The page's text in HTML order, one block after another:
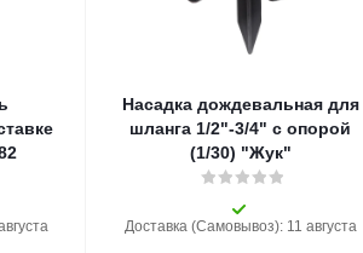
Насадка дождевальная для
шланга 1/2"-3/4" с опорой
(1/30) "Жук"
Доставка (Самовывоз): 11 августа